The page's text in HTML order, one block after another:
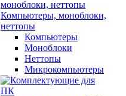
Компьютеры, моноблоки,
неттопы
Компьютеры
Моноблоки
Неттопы
Микрокомпьютеры